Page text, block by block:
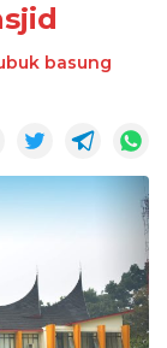
basung